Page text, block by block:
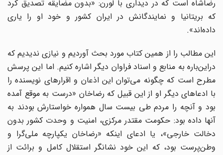
رضاشاه است که در دیداری با لورن: «بدون مضایقه تصدیق کرد
که بریتانیا و نمایندگانش در ایران کشور و خود او را یاری
داده‌اند».
این مطالب را از همین کتاب مورد بحث آوردیم و نیازی ندیدیم که
دراین‌باره به منابع و اسناد فراوان دیگر اشاره کنیم. اما این پرسش
مطرح است که چگونه می‌توان این اذعان و اقرارهای نویسنده را
با ادعاهای دیگر او از این قبیل که رضاخان «درست به موقع آمده
بود و آنچه را مردم طی بیست سال همواره خواستارش بودند به
آنها داده بود: حکومت مقتدر مرکزی، امنیت و وحدت کشور بدون
دخالت خارجی»، یا ادعای اینکه «رضاخان یکپارچه ملی‌گرا و
وطن‌پرست بود، که این خود نشانگر استقلال کامل و برائت از